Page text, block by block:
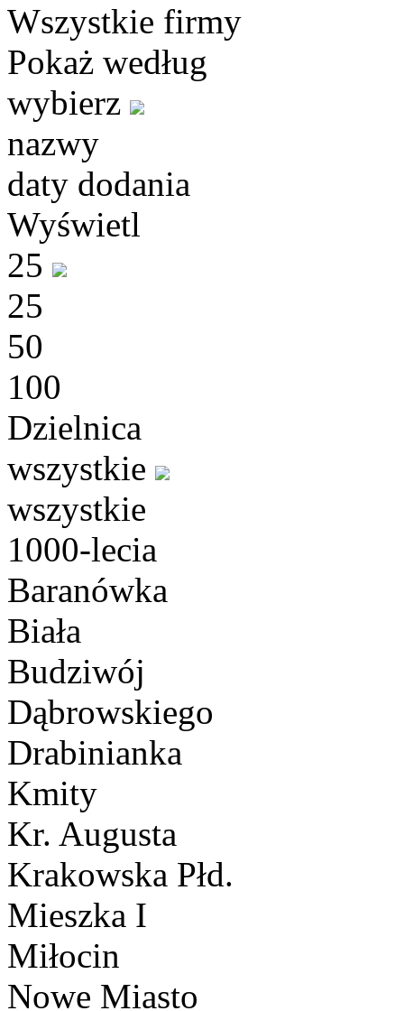
Wszystkie firmy
Pokaż według
wybierz
nazwy
daty dodania
Wyświetl
25
25
50
100
Dzielnica
wszystkie
wszystkie
1000-lecia
Baranówka
Biała
Budziwój
Dąbrowskiego
Drabinianka
Kmity
Kr. Augusta
Krakowska Płd.
Mieszka I
Miłocin
Nowe Miasto